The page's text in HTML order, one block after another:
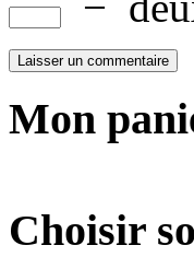
Mon
Choisir